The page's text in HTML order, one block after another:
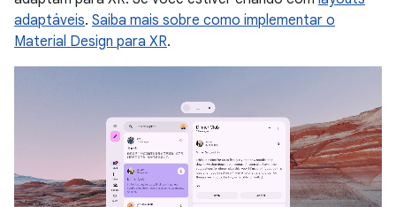
adaptáveis. Saiba mais sobre como implementar o
Material Design para XR.